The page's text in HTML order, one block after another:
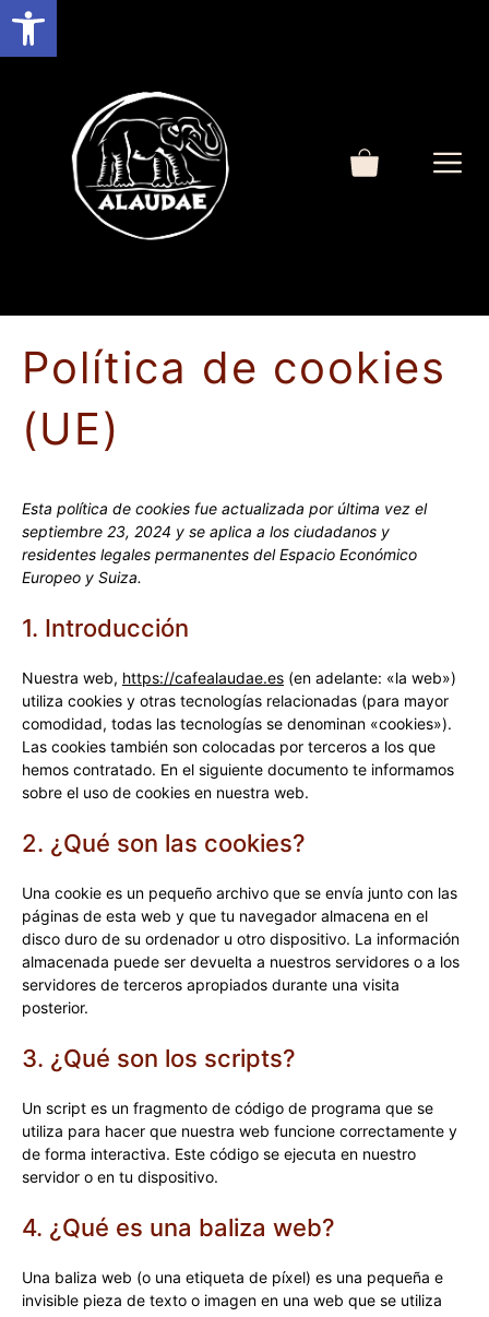
Abrir barra de herramientas
Saltar
Política de cookies
(UE)
Esta política de cookies fue actualizada por última vez el
septiembre 23, 2024 y se aplica a los ciudadanos y
residentes legales permanentes del Espacio Económico
Europeo y Suiza.
1. Introducción
Nuestra web, https://cafealaudae.es (en adelante: «la web»)
utiliza cookies y otras tecnologías relacionadas (para mayor
comodidad, todas las tecnologías se denominan «cookies»).
Las cookies también son colocadas por terceros a los que
hemos contratado. En el siguiente documento te informamos
sobre el uso de cookies en nuestra web.
2. ¿Qué son las cookies?
Una cookie es un pequeño archivo que se envía junto con las
páginas de esta web y que tu navegador almacena en el
disco duro de su ordenador u otro dispositivo. La información
almacenada puede ser devuelta a nuestros servidores o a los
servidores de terceros apropiados durante una visita
posterior.
3. ¿Qué son los scripts?
Un script es un fragmento de código de programa que se
utiliza para hacer que nuestra web funcione correctamente y
de forma interactiva. Este código se ejecuta en nuestro
servidor o en tu dispositivo.
4. ¿Qué es una baliza web?
Una baliza web (o una etiqueta de píxel) es una pequeña e
invisible pieza de texto o imagen en una web que se utiliza